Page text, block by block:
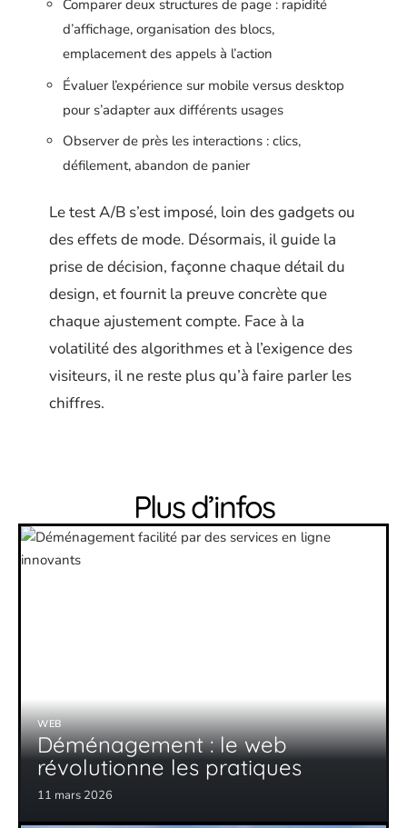
Comparer deux structures de page : rapidité
d’affichage, organisation des blocs,
emplacement des appels à l’action
Évaluer l’expérience sur mobile versus desktop
pour s’adapter aux différents usages
Observer de près les interactions : clics,
défilement, abandon de panier
Le test A/B s’est imposé, loin des gadgets ou
des effets de mode. Désormais, il guide la
prise de décision, façonne chaque détail du
design, et fournit la preuve concrète que
chaque ajustement compte. Face à la
volatilité des algorithmes et à l’exigence des
visiteurs, il ne reste plus qu’à faire parler les
chiffres.
Plus d’infos
WEB
Déménagement : le web
révolutionne les pratiques
11 mars 2026